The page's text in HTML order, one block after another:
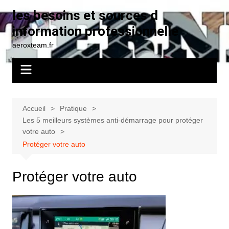
au
contenu
les besoins et sources d
information professionnelle
aeroxteam.fr
Accueil
Pratique
Les 5 meilleurs systèmes anti-démarrage pour protéger
votre auto
Protéger votre auto
Protéger votre auto